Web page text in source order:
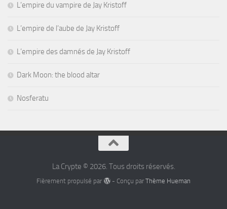
L’empire du vampire de Jay Kristoff
L’empire de l’aube de Jay Kristoff
L’empire des damnés de Jay Kristoff
Dark Moon: the blood altar
Nosferatu
La Crypte © 2026. Tous droits réservés.
Fièrement propulsé par - Conçu par Thème Hueman